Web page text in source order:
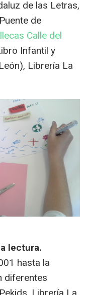
de las Letras,
de
Calle del
Infantil y
Librería La
lectura.
hasta la
diferentes